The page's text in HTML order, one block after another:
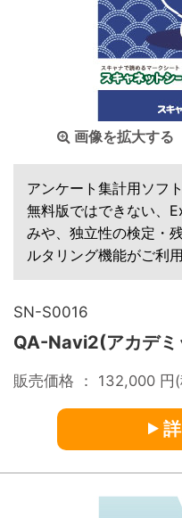
画像を拡大する
アンケート集計用ソフト
無料版ではできない、
みや、独立性の検定・
ルタリング機能がご利
SN-S0016
QA-Navi2(アカデミ
販売価格 ： 132,000 円
詳